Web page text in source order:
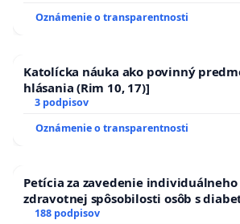
Oznámenie o transparentnosti
Katolícka náuka ako povinný
hlásania (Rim 10, 17)]
3 podpisov
Oznámenie o transparentnosti
Petícia za zavedenie individuálneho
zdravotnej spôsobilosti osôb s
pri prijímaní do Policajného zboru SR
188 podpisov